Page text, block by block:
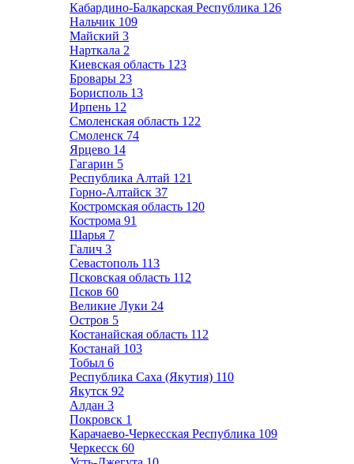
Кабардино-Балкарская Республика 126
Нальчик 109
Майский 3
Нарткала 2
Киевская область 123
Бровары 23
Борисполь 13
Ирпень 12
Смоленская область 122
Смоленск 74
Ярцево 14
Гагарин 5
Республика Алтай 121
Горно-Алтайск 37
Костромская область 120
Кострома 91
Шарья 7
Галич 3
Севастополь 113
Псковская область 112
Псков 60
Великие Луки 24
Остров 5
Костанайская область 112
Костанай 103
Тобыл 6
Республика Саха (Якутия) 110
Якутск 92
Алдан 3
Покровск 1
Карачаево-Черкесская Республика 109
Черкесск 60